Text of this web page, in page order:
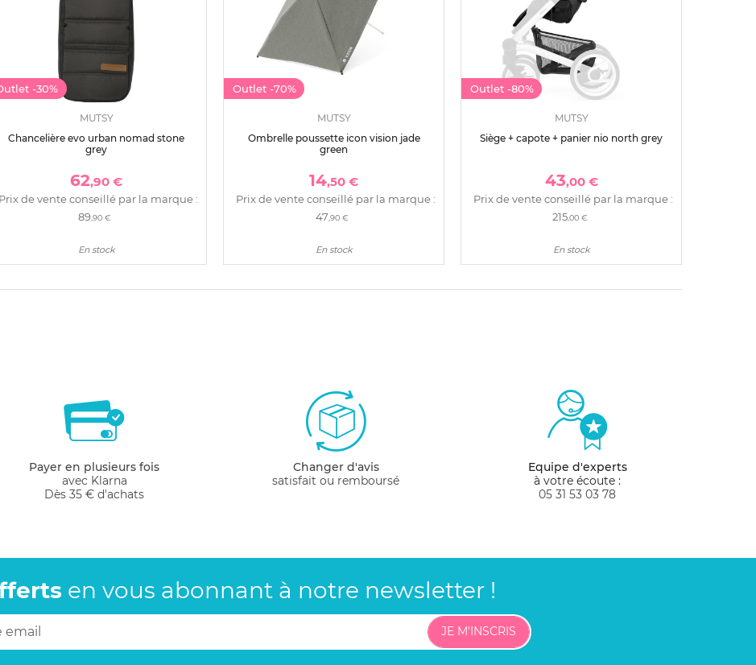
-30%
MUTSY
Chancelière evo urban nomad stone
grey
62,90 €
Prix de vente conseillé par la marque :
89,90 €
En stock
Outlet -70%
MUTSY
Ombrelle poussette icon vision jade
green
14,50 €
Prix de vente conseillé par la marque :
47 ,90 €
En stock
Outlet -80%
MUTSY
Siège + capote + panier nio north grey
43,00 €
Prix de vente conseillé par la marque :
215,00 €
En stock
Payer en plusieurs fois
avec Klarna
Dès 35 € d'achats
Changer d'avis
satisfait ou remboursé
Equipe d'experts
à votre écoute :
05 31 53 03 78
en vous abonnantà notre newsletter !
JE M'INSCRIS